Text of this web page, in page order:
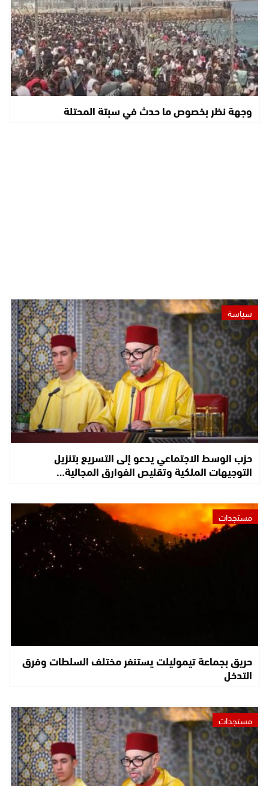
وجهة نظر بخصوص ما حدث في سبتة المحتلة
سياسة
حزب الوسط الاجتماعي يدعو إلى التسريع بتنزيل
التوجيهات الملكية وتقليص الفوارق المجالية…
مستجدات
حريق بجماعة تيموليلت يستنفر مختلف السلطات وفرق
التدخل
مستجدات